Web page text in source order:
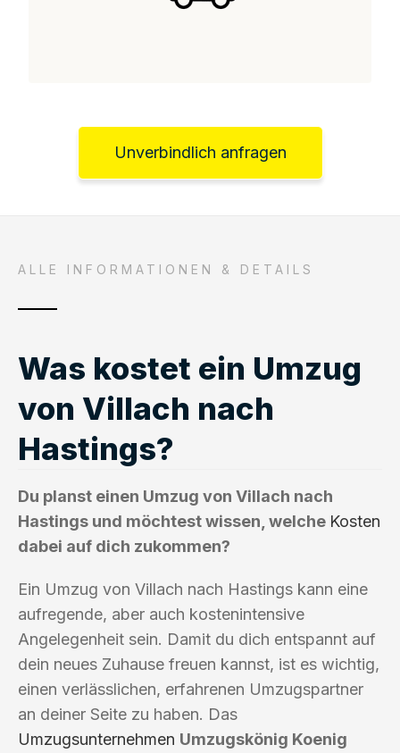
Unverbindlich anfragen
ALLE INFORMATIONEN & DETAILS
Was kostet ein Umzug
von Villach nach
Hastings?
Du planst einen Umzug von Villach nach
Hastings und möchtest wissen, welche Kosten
dabei auf dich zukommen?
Ein Umzug von Villach nach Hastings kann eine
aufregende, aber auch kostenintensive
Angelegenheit sein. Damit du dich entspannt auf
dein neues Zuhause freuen kannst, ist es wichtig,
einen verlässlichen, erfahrenen Umzugspartner
an deiner Seite zu haben. Das
Umzugsunternehmen Umzugskönig Koenig